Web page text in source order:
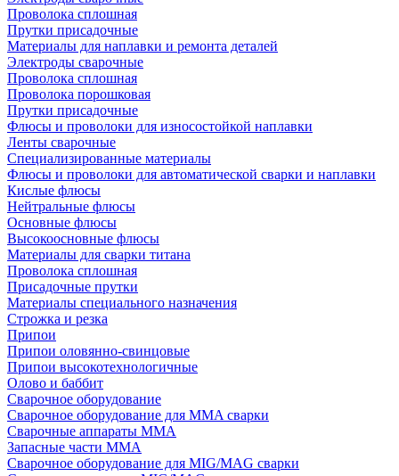
Проволока сплошная
Прутки присадочные
Материалы для наплавки и ремонта деталей
Электроды сварочные
Проволока сплошная
Проволока порошковая
Прутки присадочные
Флюсы и проволоки для износостойкой наплавки
Ленты сварочные
Специализированные материалы
Флюсы и проволоки для автоматической сварки и наплавки
Кислые флюсы
Нейтральные флюсы
Основные флюсы
Высокоосновные флюсы
Материалы для сварки титана
Проволока сплошная
Присадочные прутки
Материалы специального назначения
Строжка и резка
Припои
Припои оловянно-свинцовые
Припои высокотехнологичные
Олово и баббит
Сварочное оборудование
Сварочное оборудование для MMA сварки
Сварочные аппараты MMA
Запасные части MMA
Сварочное оборудование для MIG/MAG сварки